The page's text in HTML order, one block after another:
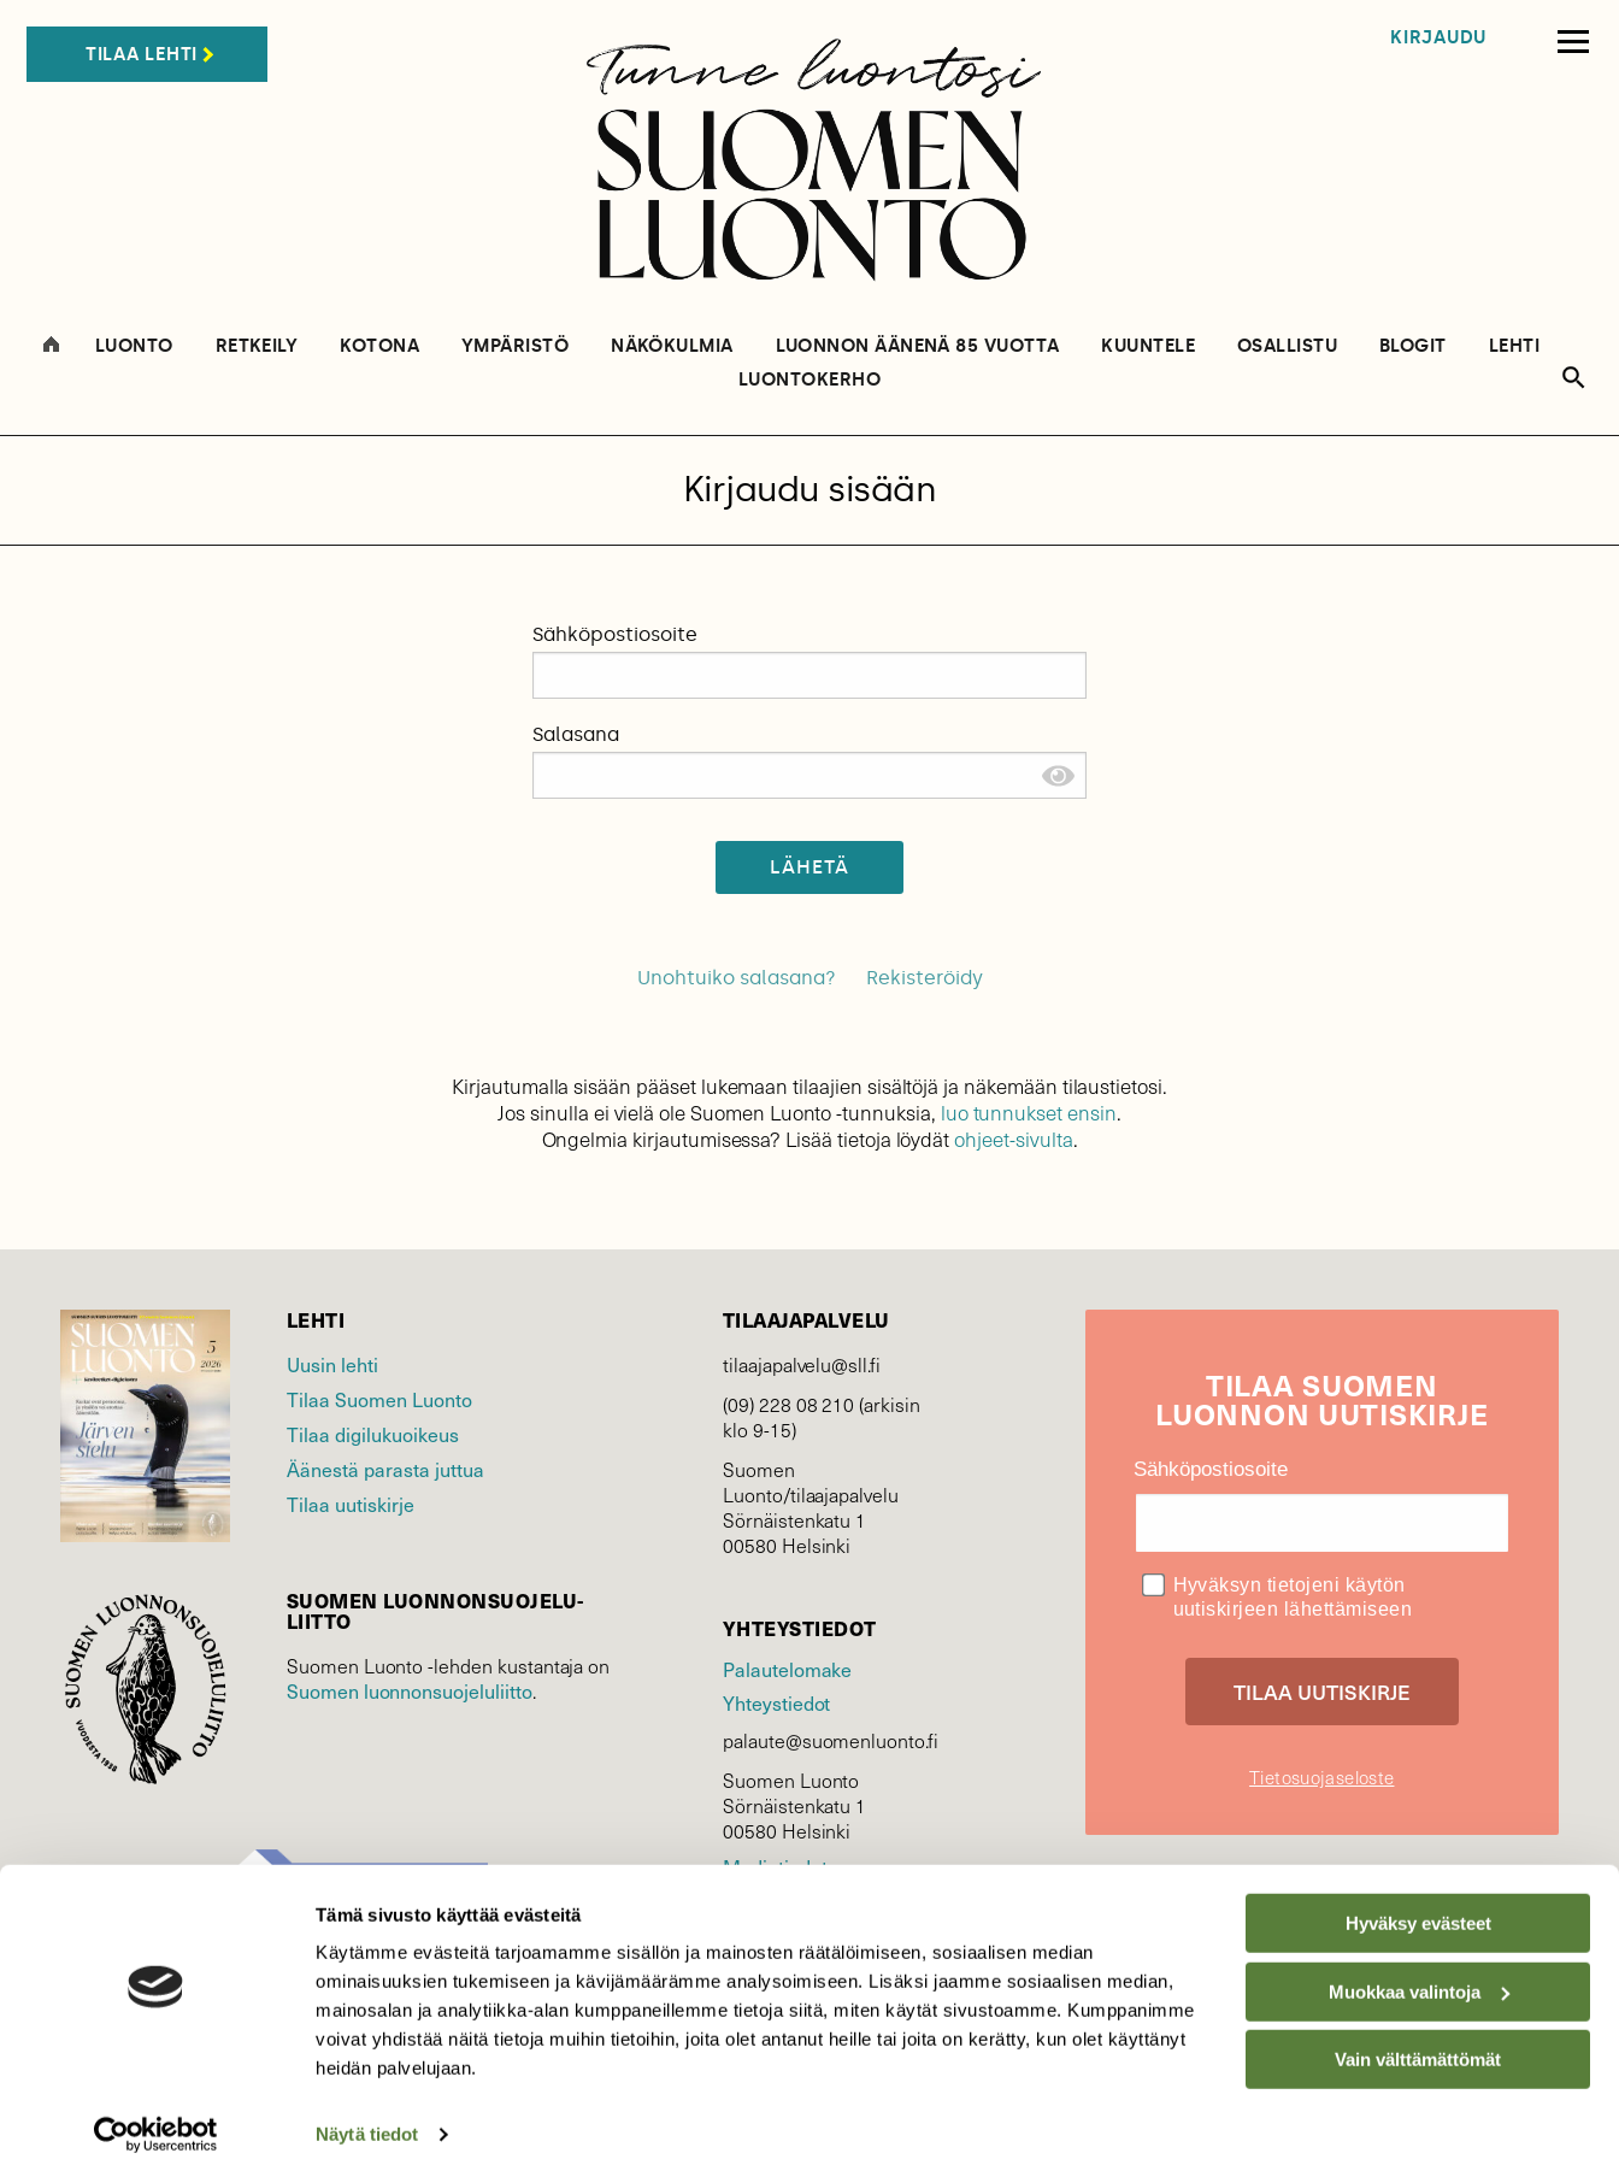
Tämä sivusto käyttää evästeitä
Käytämme evästeitä tarjoamamme sisällön ja mainosten räätälöimiseen, sosiaalisen median
ominaisuuksien tukemiseen ja kävijämäärämme analysoimiseen. Lisäksi jaamme sosiaalisen median,
mainosalan ja analytiikka-alan kumppaneillemme tietoja siitä, miten käytät sivustoamme. Kumppanimme
voivat yhdistää näitä tietoja muihin tietoihin, joita olet antanut heille tai joita on kerätty, kun olet käyttänyt
heidän palvelujaan.
Näytä tiedot
Hyväksy evästeet
Muokkaa valintoja
Vain välttämättömät
TILAA LEHTI
KIRJAUDU
LUONTO RETKEILY KOTONA YMPÄRISTÖ NÄKÖKULMIA LUONNON ÄÄNENÄ 85 VUOTTA KUUNTELE OSALLISTU BLOGIT
LEHTI
LUONTOKERHO
Kirjaudu sisään
Sähköpostiosoite
Salasana
LÄHETÄ
Unohtuiko salasana? Rekisteröidy
Kirjautumalla sisään pääset lukemaan tilaajien sisältöjä ja näkemään tilaustietosi.
Jos sinulla ei vielä ole Suomen Luonto -tunnuksia, luo tunnukset ensin.
Ongelmia kirjautumisessa? Lisää tietoja löydätohjeet-sivulta.
LEHTI
Uusin lehti
Tilaa Suomen Luonto
Tilaa digilukuoikeus
Äänestä parasta juttua
Tilaa uutiskirje
SUOMEN LUONNON­SUOJELU­
LIITTO
Suomen Luonto -lehden kustantaja on
Suomen luonnonsuojelu­liitto.
TILAAJAPALVELU
tilaajapalvelu@sll.fi
(09) 228 08 210 (arkisin
klo 9-15)
Suomen
Luonto/tilaajapalvelu
Sörnäistenkatu 1
00580 Helsinki
YHTEYSTIEDOT
Palautelomake
Yhteystiedot
palaute@suomenluonto.fi
Suomen Luonto
Sörnäistenkatu 1
00580 Helsinki
Mediatiedot
KIRJAUDU
TILAASUOMEN
LUONNON UUTIS­KIRJE
Sähköpostiosoite
Hyväksyn tietojeni käytön
uutiskirjeen lähettämiseen
Tietosuojaseloste